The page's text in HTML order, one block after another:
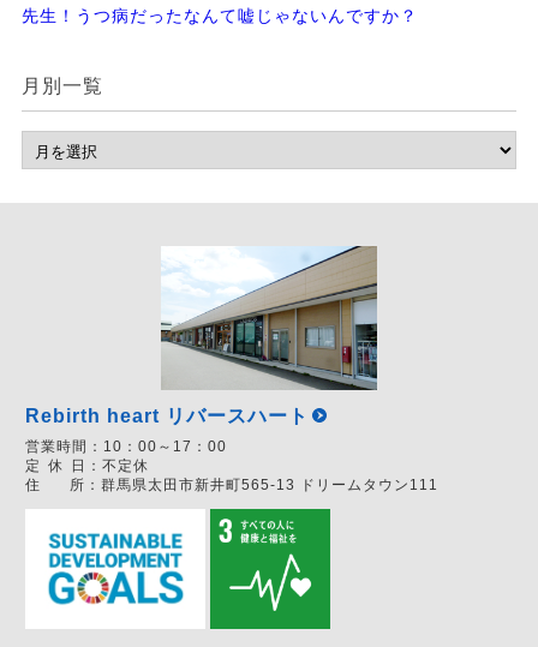
先生！うつ病だったなんて嘘じゃないんですか？
月別一覧
Rebirth heart リバースハート
営業時間： 10：00～17：00
定 休 日： 不定休
住
所： 群馬県太田市新井町565-13 ドリームタウン111